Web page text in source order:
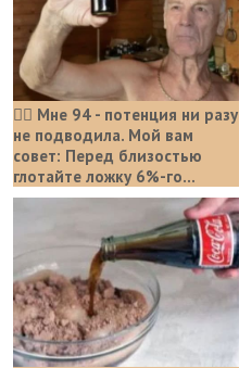
❤️‍🔥 Мне 94 - потенция ни разу
не подводила. Мой вам
совет: Перед близостью
глотайте ложку 6%-го...